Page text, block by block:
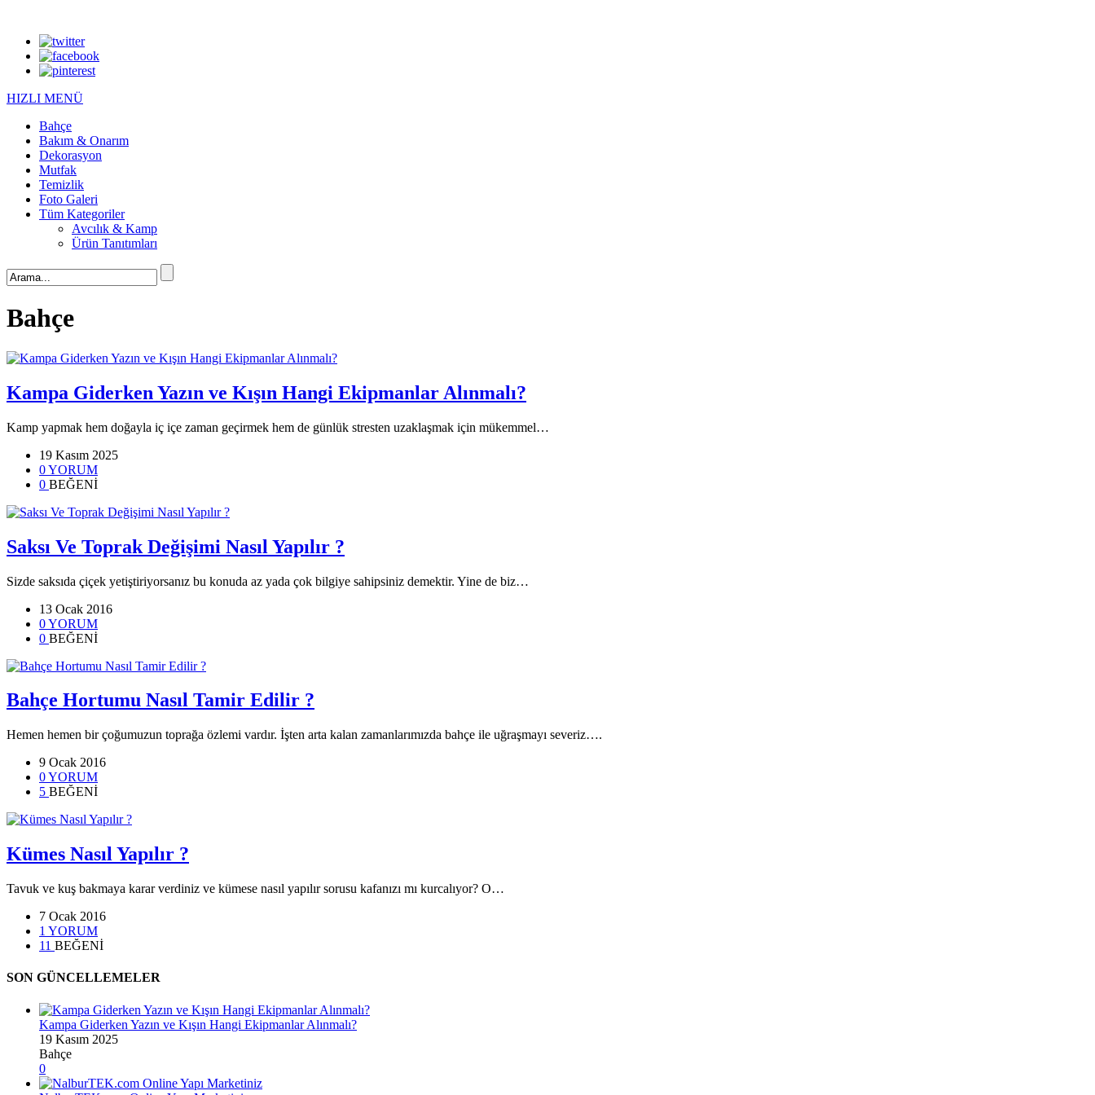
HIZLI MENÜ
Bahçe
Bakım & Onarım
Dekorasyon
Mutfak
Temizlik
Foto Galeri
Tüm Kategoriler
Avcılık & Kamp
Ürün Tanıtımları
Bahçe
Kampa Giderken Yazın ve Kışın Hangi Ekipmanlar Alınmalı?
Kamp yapmak hem doğayla iç içe zaman geçirmek hem de günlük stresten uzaklaşmak için mükemmel…
19 Kasım 2025
0 YORUM
0 BEĞENİ
Saksı Ve Toprak Değişimi Nasıl Yapılır ?
Sizde saksıda çiçek yetiştiriyorsanız bu konuda az yada çok bilgiye sahipsiniz demektir. Yine de biz…
13 Ocak 2016
0 YORUM
0 BEĞENİ
Bahçe Hortumu Nasıl Tamir Edilir ?
Hemen hemen bir çoğumuzun toprağa özlemi vardır. İşten arta kalan zamanlarımızda bahçe ile uğraşmayı severiz….
9 Ocak 2016
0 YORUM
5 BEĞENİ
Kümes Nasıl Yapılır ?
Tavuk ve kuş bakmaya karar verdiniz ve kümese nasıl yapılır sorusu kafanızı mı kurcalıyor? O…
7 Ocak 2016
1 YORUM
11 BEĞENİ
SON GÜNCELLEMELER
Kampa Giderken Yazın ve Kışın Hangi Ekipmanlar Alınmalı?
19 Kasım 2025
Bahçe
0